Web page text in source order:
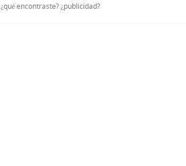
¿qué encontraste? ¿publicidad?